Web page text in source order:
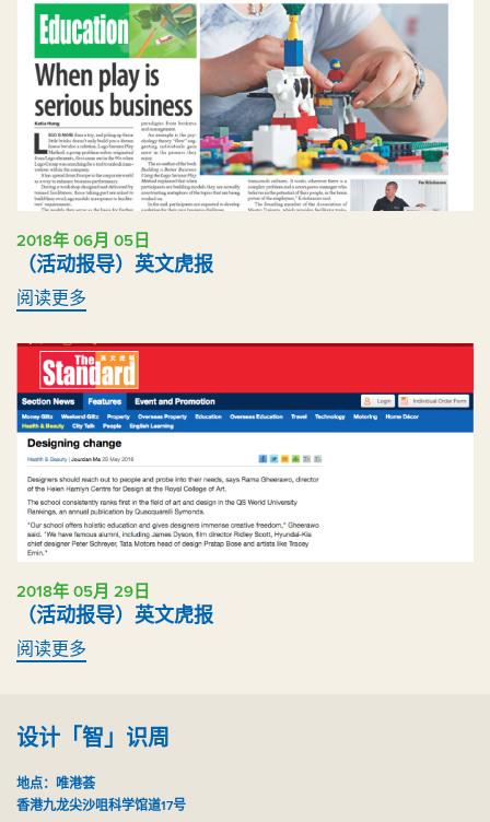
2018年 06月 05日
（活动报导）英文虎报
阅读更多
2018年 05月 29日
（活动报导）英文虎报
阅读更多
设计「智」识周
地点：唯港荟
香港九龙尖沙咀科学馆道17号